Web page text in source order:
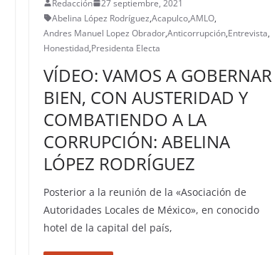
Redacción
27 septiembre, 2021
Abelina López Rodríguez,Acapulco,AMLO,
Andres Manuel Lopez Obrador,Anticorrupción,Entrevista,
Honestidad,Presidenta Electa
VÍDEO: VAMOS A GOBERNAR
BIEN, CON AUSTERIDAD Y
COMBATIENDO A LA
CORRUPCIÓN: ABELINA
LÓPEZ RODRÍGUEZ
Posterior a la reunión de la «Asociación de
Autoridades Locales de México», en conocido
hotel de la capital del país,